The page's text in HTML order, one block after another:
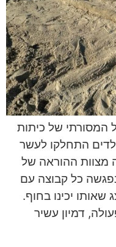
המסורתי של כיתות
התחלקו לעשר
מצוות ההוראה של
כל קבוצה עם
שאותו יכינו בחוף.
דמיון עשיר